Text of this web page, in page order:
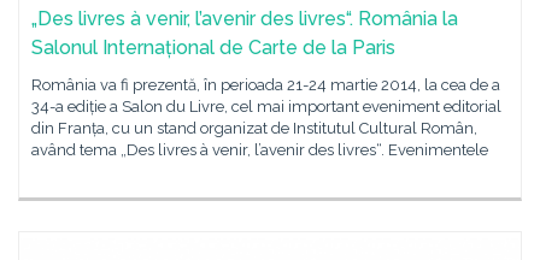
„Des livres à venir, l’avenir des livres“. România la
Salonul Internațional de Carte de la Paris
România va fi prezentă, în perioada 21-24 martie 2014, la cea de a
34-a ediție a Salon du Livre, cel mai important eveniment editorial
din Franța, cu un stand organizat de Institutul Cultural Român,
având tema „Des livres à venir, l’avenir des livres“. Evenimentele